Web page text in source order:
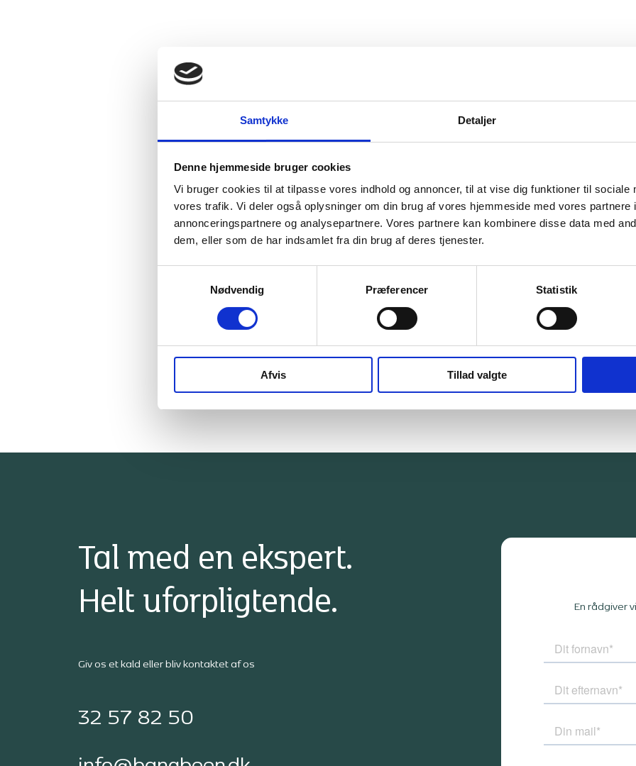
Samtykke Detaljer
Denne hjemmeside bruger cookies
Vi bruger cookies til at tilpasse vores indhold og annoncer, til at vise dig funktioner til sociale
vores trafik. Vi deler også oplysninger om din brug af vores hjemmeside med vores partnere
annonceringspartnere og analysepartnere. Vores partnere kan kombinere disse data med
dem, eller som de har indsamlet fra din brug af deres tjenester.
Nødvendig
Præferencer Statistik
Afvis Tillad valgte
Tal med en ekspert.
Helt uforpligtende.
Giv os et kald eller bliv kontaktet af os
32 57 82 50
En rådgiver